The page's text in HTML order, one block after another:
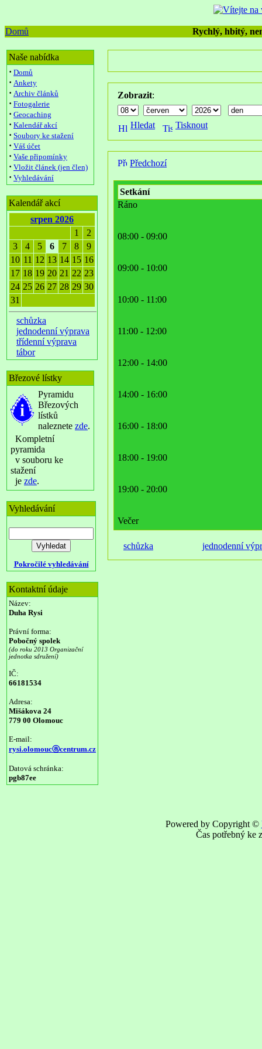
Domů Rychlý, hbitý,
Naše nabídka
· Domů
· Ankety
· Archiv článků
· Fotogalerie
· Geocaching
· Kalendář akcí
· Soubory ke stažení
· Váš účet
· Vaše připomínky
· Vložit článek (jen člen)
· Vyhledávání
Kalendář akcí
srpen 2026
1
2
3
4 5 6 7 8
9
10 11 12 13 14 15 16
17 18 19 20 21 22 23
24 25 26 27 28 29 30
31
schůzka
jednodenní výprava
třídenní výprava
tábor
Březové lístky
Pyramidu
Březových
lístků
naleznete zde.
Kompletní
pyramida
v souboru ke
stažení
je zde.
Vyhledávání
Pokročilé vyhledávání
Kontaktní údaje
Název:
Duha Rysi
Právní forma:
Pobočný spolek
(do roku 2013 Organizační
jednotka sdružení)
IČ:
66181534
Adresa:
Mišákova 24
779 00 Olomouc
E-mail:
rysi.olomoucⓐcentrum.cz
Datová schránka:
pgb87ee
Zobrazit:
Hledat Tisknout
Předchozí
Setkání
Ráno
08:00 - 09:00
09:00 - 10:00
10:00 - 11:00
11:00 - 12:00
12:00 - 14:00
14:00 - 16:00
16:00 - 18:00
18:00 - 19:00
19:00 - 20:00
Večer
schůzka jednodenní
Powered by Copyright ©
Čas potřebný ke